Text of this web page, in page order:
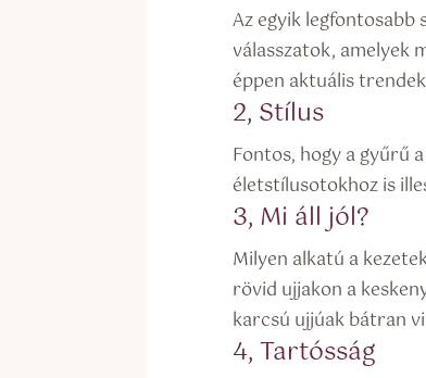
Az egyik
válasszatok, amelyek
éppen aktuális
2, Stílus
Fontos, hogy a gyűrű
életstílusotokhoz is
3, Mi áll jól?
Milyen alkatú a
rövid ujjakon a
karcsú ujjúak bátran
4, Tartósság